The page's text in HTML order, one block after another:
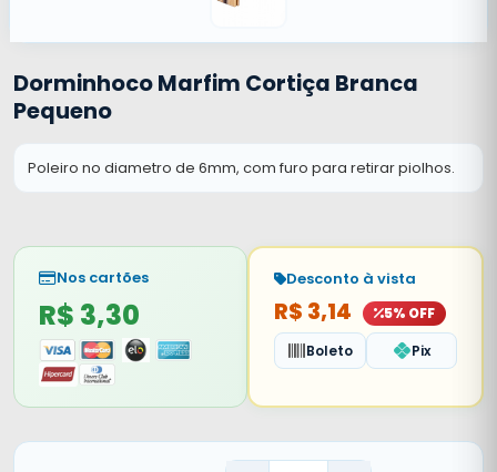
Dorminhoco Marfim Cortiça Branca
Pequeno
Poleiro no diametro de 6mm, com furo para retirar piolhos.
Nos cartões
R$ 3,30
Desconto à vista
R$ 3,14
5% OFF
Boleto
Pix